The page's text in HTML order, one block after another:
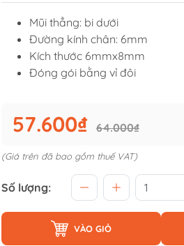
Mũi thẳng: bi dưới
Đường kính chân: 6mm
Kích thước 6mmx8mm
Đóng gói bằng vỉ đôi
57.600₫ 64.000₫
(Giá trên đã bao gồm thuế VAT)
Số lượng:
VÀO GIỎ